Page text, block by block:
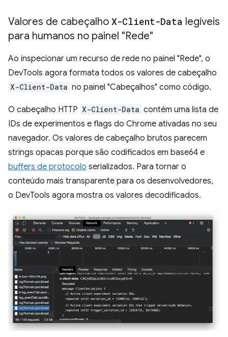
Valores de cabeçalho X-Client-Data legíveis
para humanos no painel "Rede"
Ao inspecionar um recurso de rede no painel "Rede", o
DevTools agora formata todos os valores de cabeçalho
X-Client-Data no painel "Cabeçalhos" como código.
O cabeçalho HTTP X-Client-Data contém uma lista de
IDs de experimentos e flags do Chrome ativadas no seu
navegador. Os valores de cabeçalho brutos parecem
strings opacas porque são codificados em base64 e
buffers de protocolo serializados. Para tornar o
conteúdo mais transparente para os desenvolvedores,
o DevTools agora mostra os valores decodificados.